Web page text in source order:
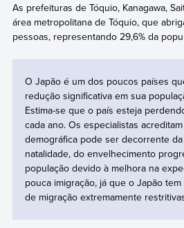
As prefeituras de Tóquio, Kanagawa,
área metropolitana de Tóquio, que
pessoas, representando 29,6% da
O Japão é um dos poucos países
redução significativa em sua
Estima-se que o país esteja
cada ano. Os especialistas
demográfica pode ser decorrente
natalidade, do envelhecimento
população devido à melhora na
pouca imigração, já que o Japão
de migração extremamente